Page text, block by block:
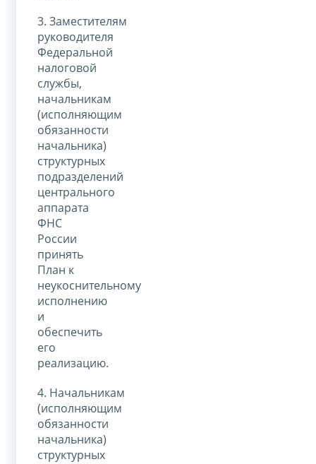
3. Заместителям
руководителя
Федеральной
налоговой
службы,
начальникам
(исполняющим
обязанности
начальника)
структурных
подразделений
центрального
аппарата
ФНС
России
принять
План к
неукоснительному
исполнению
и
обеспечить
его
реализацию.
4. Начальникам
(исполняющим
обязанности
начальника)
структурных